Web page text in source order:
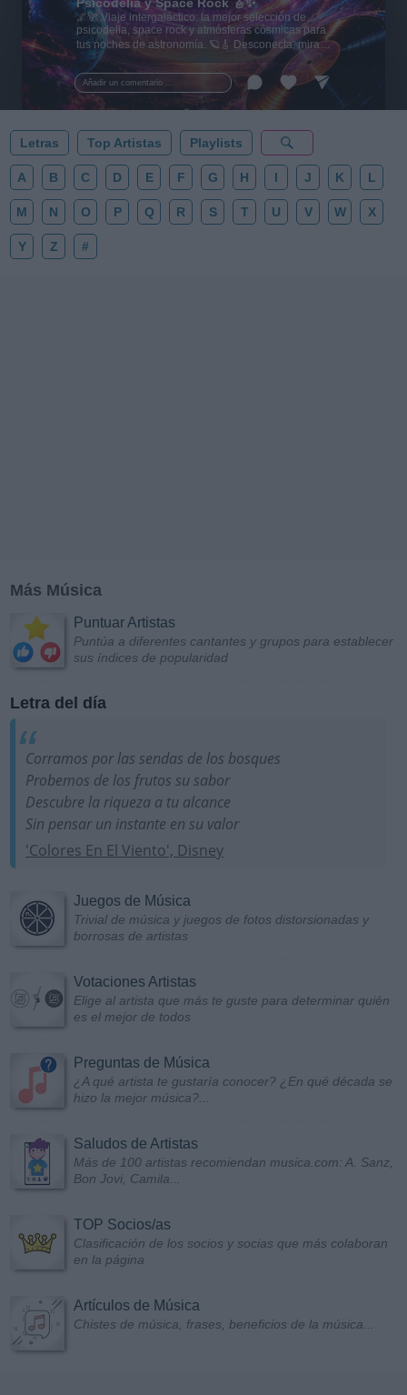
Añadir un comentario ...
🌌🚀 Viaje intergaláctico: la mejor selección de
psicodelia, space rock y atmósferas cósmicas para
tus noches de astronomía. 🪐🎸 Desconecta, mira
al firmamento y siente la gravedad cero. 💾 ¡Guarda
esta colección para tu próxima noche estrellada!
✨⭐
Letras Top Artistas Playlists
A B C D E F G H I J K L
M N O P Q R S T U V W X
Y Z #
Más Música
Puntuar Artistas
Puntúa a diferentes cantantes y grupos para establecer
sus índices de popularidad
Letra del día
Corramos por las sendas de los bosques
Probemos de los frutos su sabor
Descubre la riqueza a tu alcance
Sin pensar un instante en su valor
'Colores En El Viento', Disney
Juegos de Música
Trivial de música y juegos de fotos distorsionadas y
borrosas de artistas
Votaciones Artistas
Elige al artista que más te guste para determinar quién
es el mejor de todos
Preguntas de Música
¿A qué artista te gustaría conocer? ¿En qué década se
hizo la mejor música?...
Saludos de Artistas
Más de 100 artistas recomiendan musica.com: A. Sanz,
Bon Jovi, Camila...
TOP Socios/as
Clasificación de los socios y socias que más colaboran
en la página
Artículos de Música
Chistes de música, frases, beneficios de la música...